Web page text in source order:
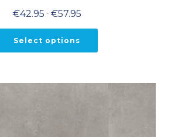
€42.95 - €57.95Prijsklasse:
tot
Select options